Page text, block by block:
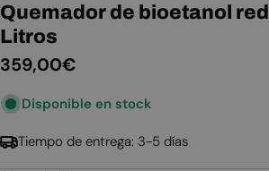
Quemador de bioetanol
Litros
Precio
359,00€
Disponible en stock
Tiempo de entrega: 3-5 días